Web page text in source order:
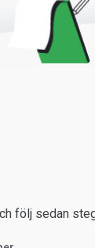
följ sedan